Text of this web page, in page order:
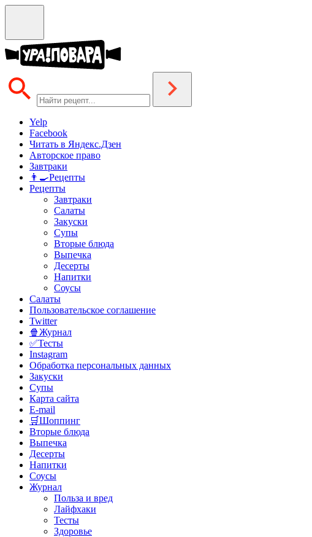
Yelp
Facebook
Читать в Яндекс.Дзен
Авторское право
Завтраки
👨‍🍳Рецепты
Рецепты
Завтраки
Салаты
Закуски
Супы
Вторые блюда
Выпечка
Десерты
Напитки
Соусы
Салаты
Пользовательское соглашение
Twitter
🍿Журнал
✅Тесты
Instagram
Обработка персональных данных
Закуски
Супы
Карта сайта
E-mail
🛒Шоппинг
Вторые блюда
Выпечка
Десерты
Напитки
Соусы
Журнал
Польза и вред
Лайфхаки
Тесты
Здоровье